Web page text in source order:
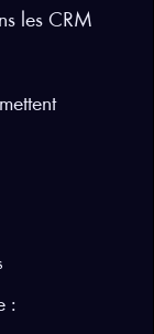
les CRM
: